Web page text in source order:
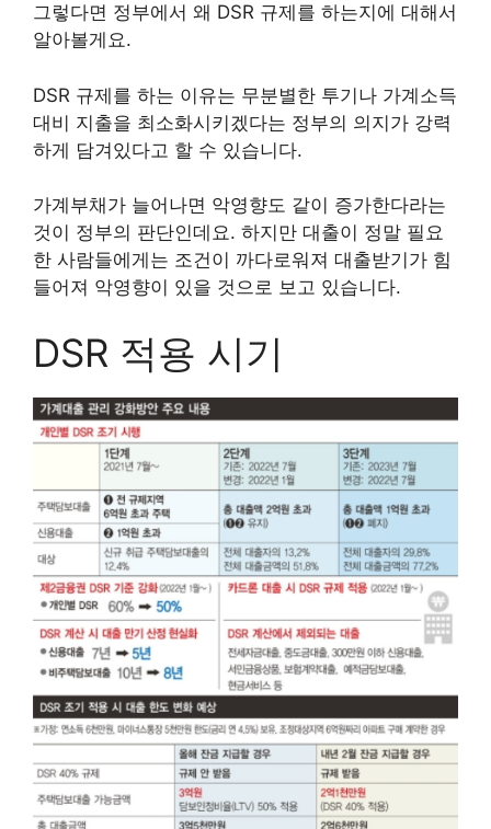
그렇다면 정부에서 왜 DSR 규제를 하는지에 대해서
알아볼게요.
DSR 규제를 하는 이유는 무분별한 투기나 가계소득
대비 지출을 최소화시키겠다는 정부의 의지가 강력
하게 담겨있다고 할 수 있습니다.
가계부채가 늘어나면 악영향도 같이 증가한다라는
것이 정부의 판단인데요. 하지만 대출이 정말 필요
한 사람들에게는 조건이 까다로워져 대출받기가 힘
들어져 악영향이 있을 것으로 보고 있습니다.
DSR 적용 시기